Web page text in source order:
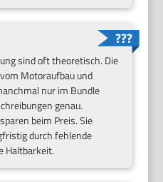
sind oft theoretisch. Die
Motoraufbau und
nur im Bundle
genau.
beim Preis. Sie
durch fehlende
Haltbarkeit.